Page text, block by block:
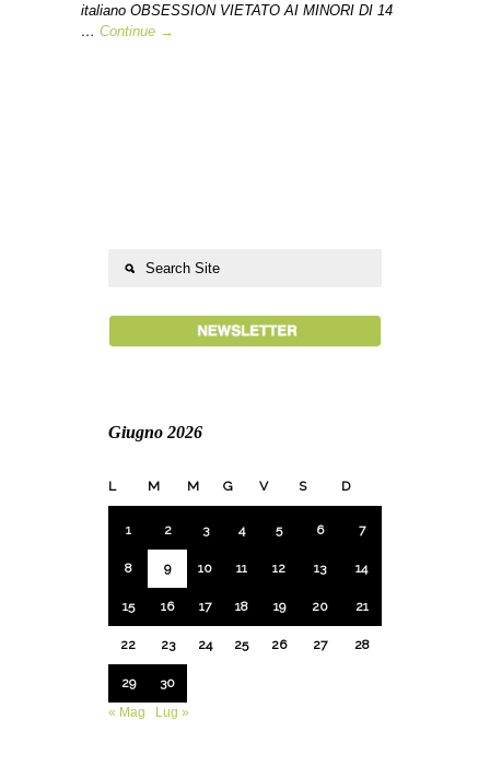
italiano OBSESSION VIETATO AI MINORI DI 14
… Continue →
Giugno 2026
L M M G V S D
1 2 3 4 5 6 7
8 9 10 11 12 13 14
15 16 17 18 19 20 21
22 23 24 25 26 27 28
29
30
« Mag
Lug »